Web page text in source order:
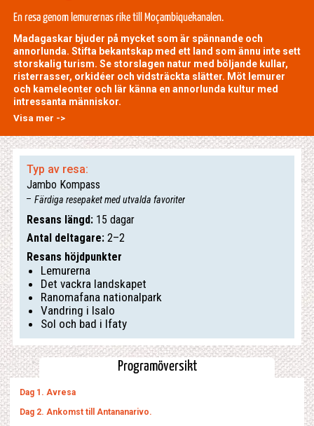
En resa genom lemurernas rike till Moçambiquekanalen.
Madagaskar bjuder på mycket som är spännande och
annorlunda. Stifta bekantskap med ett land som ännu inte sett
storskalig turism. Se storslagen natur med böljande kullar,
risterrasser, orkidéer och vidsträckta slätter. Möt lemurer
och kameleonter och lär känna en annorlunda kultur med
intressanta människor.
Visa mer ->
Typ av resa:
Jambo Kompass
Färdiga resepaket med utvalda favoriter
Resans längd: 15 dagar
Antal deltagare: 2–2
Resans höjdpunkter
Lemurerna
Det vackra landskapet
Ranomafana nationalpark
Vandring i Isalo
Sol och bad i Ifaty
Programöversikt
Dag 1. Avresa
Dag 2. Ankomst till Antananarivo.